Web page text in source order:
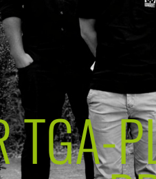
TGA-